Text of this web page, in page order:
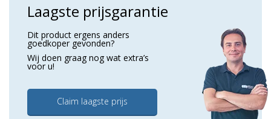
Laagste prijsgarantie
Dit product ergens anders
goedkoper gevonden?
Wij doen graag nog wat extra’s
voor u!
Claim laagste prijs